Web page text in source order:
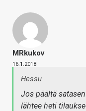
MRkukov
16.1.2018
Hessu
Jos päältä
lähtee heti